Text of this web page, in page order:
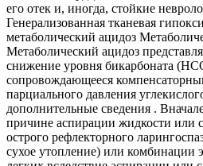
его отек и, иногда, стойкие
Генерализованная тканевая
метаболический ацидоз
Метаболический ацидоз
снижение уровня бикарбоната
сопровождающееся
парциального давления
дополнительные сведения .
причине аспирации жидкости или
острого рефлекторного
сухое утопление) или